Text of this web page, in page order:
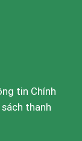
tin Chính
sách thanh